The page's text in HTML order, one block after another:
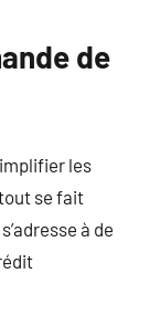
de
les
se fait
à de